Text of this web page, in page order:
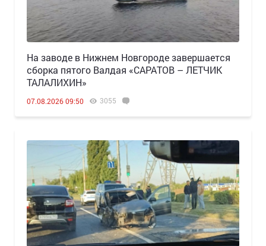
Н️а заводе в Нижнем Новгороде завершается
сборка пятого Валдая «САРАТОВ – ЛЕТЧИК
ТАЛАЛИХИН»
07.08.2026 09:50 3055